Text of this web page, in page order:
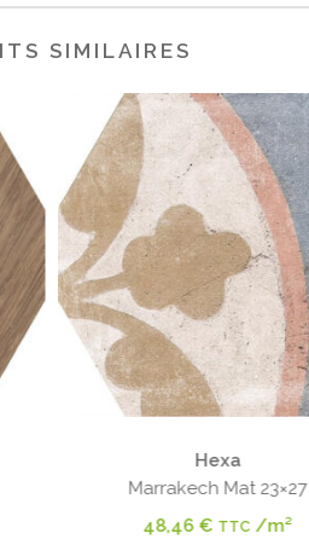
SIMILAIRES
Hexa
Marrakech Mat 23×27
48,46 € TTC /m²